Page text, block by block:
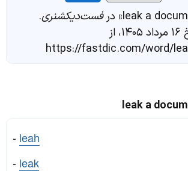
فست‌دیکشنری.
مشاهده در تاریخ ۱۶ مرداد ۱۴۰۵، از
https://fastdic.com/word/
- leah
- leak